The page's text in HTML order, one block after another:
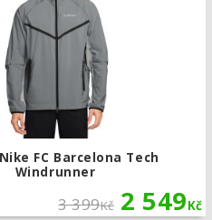
FC Barcelona Tech
Windrunner
3 399Kč 2 549Kč